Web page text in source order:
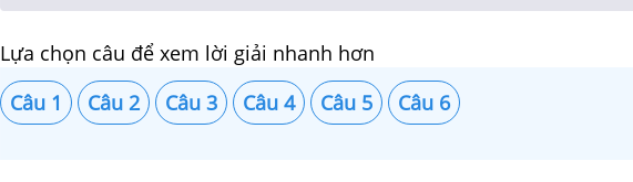
Lựa chọn câu để xem lời giải nhanh hơn
Câu 1
Câu 2 Câu 3 Câu 4 Câu 5 Câu 6